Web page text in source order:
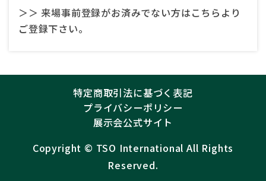
＞＞ 来場事前登録がお済みでない方はこちらより
ご登録下さい。
特定商取引法に基づく表記
プライバシーポリシー
展示会公式サイト
Copyright ©︎ TSO International All Rights
Reserved.